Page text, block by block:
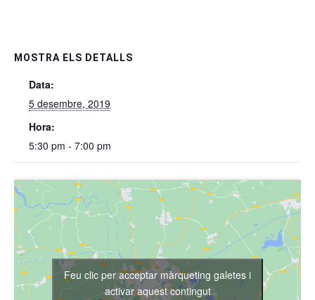
MOSTRA ELS DETALLS
Data:
5 desembre, 2019
Hora:
5:30 pm - 7:00 pm
Feu clic per acceptar màrqueting galetes i
activar aquest contingut